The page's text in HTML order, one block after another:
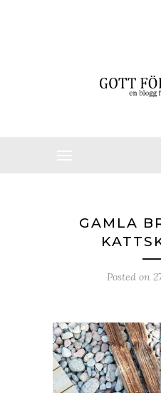
GAMLA
Posted on